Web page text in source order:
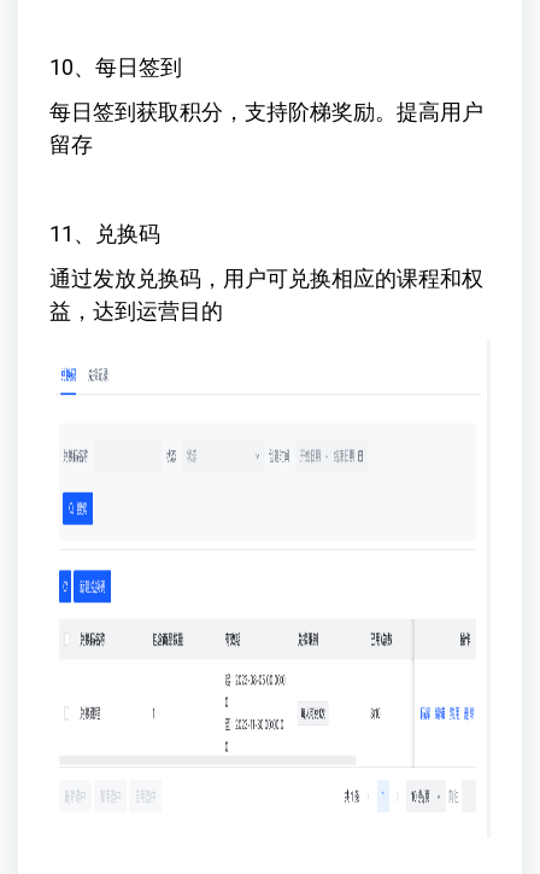
10、每日签到
每日签到获取积分，支持阶梯奖励。提高用户
留存
11、兑换码
通过发放兑换码，用户可兑换相应的课程和权
益，达到运营目的